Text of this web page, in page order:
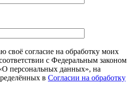
своё согласие на обработку моих
с Федеральным законом
персональных данных», на
в Согласии на обработку